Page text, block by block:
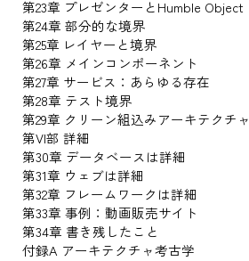
第23章 プレゼンターとHumble Object
第24章 部分的な境界
第25章 レイヤーと境界
第26章 メインコンポーネント
第27章 サービス：あらゆる存在
第28章 テスト境界
第29章 クリーン組込みアーキテクチャ
第VI部 詳細
第30章 データベースは詳細
第31章 ウェブは詳細
第32章 フレームワークは詳細
第33章 事例：動画販売サイト
第34章 書き残したこと
付録A アーキテクチャ考古学